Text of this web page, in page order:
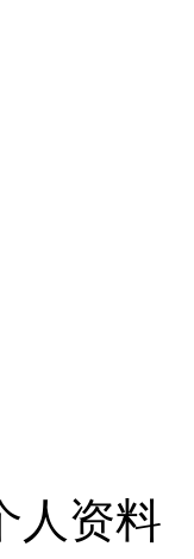
人资料